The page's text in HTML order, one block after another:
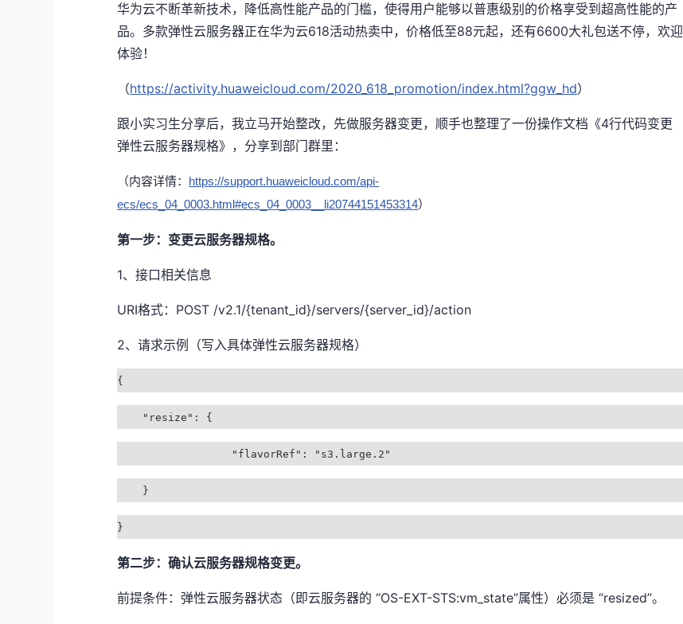
华为云不断革新技术，降低高性能产品的门槛，使得用户能够以普惠级别的价格享受到超高性能的产
品。多款弹性云服务器正在华为云618活动热卖中，价格低至88元起，还有6600大礼包送不停，欢迎
体验！
（https://activity.huaweicloud.com/2020_618_promotion/index.html?ggw_hd）
跟小实习生分享后，我立马开始整改，先做服务器变更，顺手也整理了一份操作文档《4行代码变更
弹性云服务器规格》，分享到部门群里：
（内容详情： https://support.huaweicloud.com/api-
ecs/ecs_04_0003.html#ecs_04_0003__li20744151453314）
第一步：变更云服务器规格。
1、接口相关信息
URI格式：POST /v2.1/{tenant_id}/servers/{server_id}/action
2、请求示例（写入具体弹性云服务器规格）
{
"resize": {
"flavorRef": "s3.large.2"
}
}
第二步：确认云服务器规格变更。
前提条件：弹性云服务器状态（即云服务器的 “OS-EXT-STS:vm_state”属性）必须是 “resized”。